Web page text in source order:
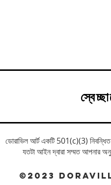
ডোরাভিল আর্ট একটি 501(c)(3)
যতটা আইন দ্বারা সম্মত আপনার
©2023